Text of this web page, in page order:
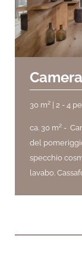
30 m² | 2 - 4
ca. 30 m² -
del
specchio
lavabo.